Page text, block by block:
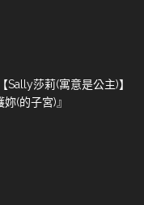
莎莉(寓意是公主)】
(的子宮)』